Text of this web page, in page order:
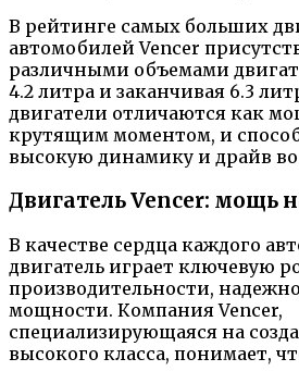
В рейтинге самых больших
автомобилей Vencer
различными объемами
4.2 литра и заканчивая 6.3
двигатели отличаются как
крутящим моментом, и
высокую динамику и драйв
Двигатель Vencer: мощь
В качестве сердца каждого
двигатель играет ключевую
производительности,
мощности. Компания Vencer,
специализирующаяся на
высокого класса, понимает,